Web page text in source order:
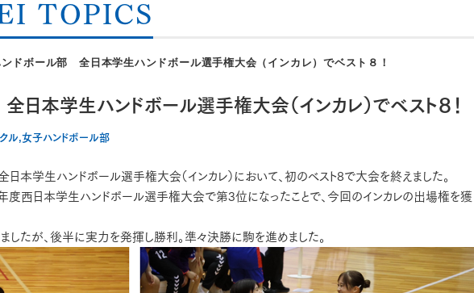
TOPICS
ドボール部 全日本学生ハンドボール選手権大会（インカレ）でベスト８！
本学生ハンドボール選手権大会（インカレ）でベスト８！
クル,女子ハンドボール部
本学生ハンドボール選手権大会（インカレ）において、初のベスト8で大会を終えました。
西日本学生ハンドボール選手権大会で第3位になったことで、今回のインカレの出場権を獲
したが、後半に実力を発揮し勝利。準々決勝に駒を進めました。